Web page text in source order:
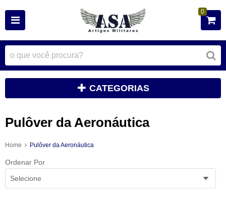
0
CATEGORIAS
Pulôver da Aeronáutica
Home Pulôver da Aeronáutica
Ordenar Por
Selecione